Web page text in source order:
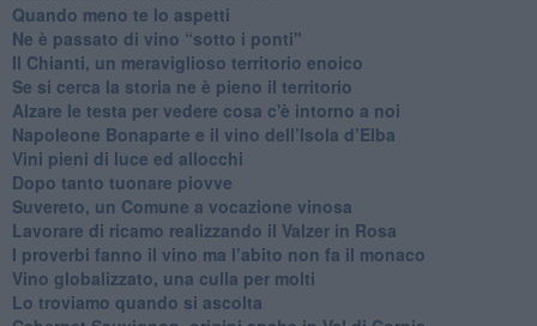
Quando meno te lo aspetti
​Ne è passato di vino “sotto i ponti"
​Il Chianti, un meraviglioso territorio enoico
​Se si cerca la storia ne è pieno il territorio
Alzare le testa per vedere cosa c'è intorno a noi
​Napoleone Bonaparte e il vino dell’Isola d’Elba
Vini pieni di luce ed allocchi
Dopo tanto tuonare piovve
Suvereto, un Comune a vocazione vinosa
Lavorare di ricamo realizzando il Valzer in Rosa
​I proverbi fanno il vino ma l’abito non fa il monaco
Vino globalizzato, una culla per molti
Lo troviamo quando si ascolta